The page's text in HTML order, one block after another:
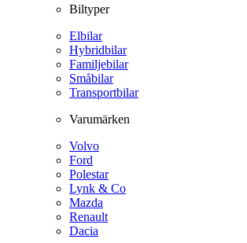
Biltyper
Elbilar
Hybridbilar
Familjebilar
Småbilar
Transportbilar
Varumärken
Volvo
Ford
Polestar
Lynk & Co
Mazda
Renault
Dacia